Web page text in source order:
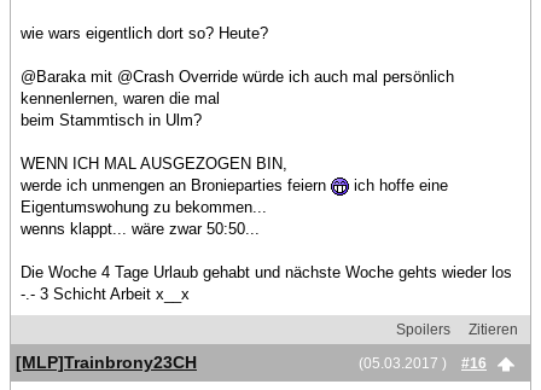
wie wars eigentlich dort so? Heute?
@Baraka mit @Crash Override würde ich auch mal persönlich
kennenlernen, waren die mal
beim Stammtisch in Ulm?
WENN ICH MAL AUSGEZOGEN BIN,
werde ich unmengen an Bronieparties feiern
ich hoffe eine
Eigentumswohung zu bekommen...
wenns klappt... wäre zwar 50:50...
Die Woche 4 Tage Urlaub gehabt und nächste Woche gehts wieder los
-.- 3 Schicht Arbeit x__x
Spoilers
Zitieren
(05.03.2017 )
#16
[MLP]Trainbrony23CH